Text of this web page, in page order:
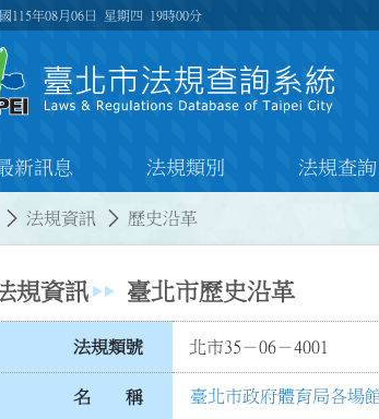
115年08月06日 星期四 19時00分
新訊息 法規類別 法規查詢
法規資訊 歷史沿革
規資訊 臺北市歷史沿革
法規類號 北市35－06－4001
名 稱 臺北市政府體育局各場